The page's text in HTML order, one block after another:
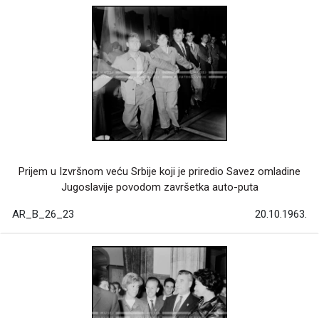
Prijem u Izvršnom veću Srbije koji je priredio Savez omladine
Jugoslavije povodom završetka auto-puta
AR_B_26_23 20.10.1963.